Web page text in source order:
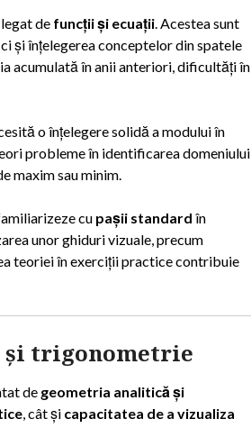
de funcții și ecuații . Acestea sunt
și înțelegerea conceptelor din spatele
acumulată în anii anteriori, dificultăți în
o înțelegere solidă a modului în
probleme în identificarea domeniului
maxim sau minim.
cu pașii standard în
unor ghiduri vizuale, precum
teoriei în exerciții practice contribuie
și trigonometrie
de geometria analitică și
, cât și capacitatea de a vizualiza